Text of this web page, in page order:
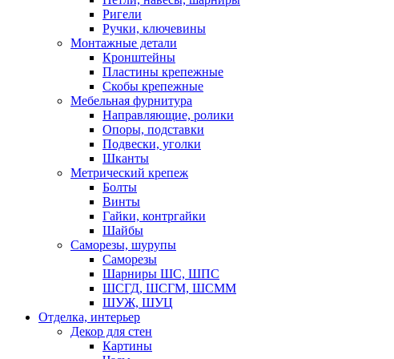
Ригели
Ручки, ключевины
Монтажные детали
Кронштейны
Пластины крепежные
Скобы крепежные
Мебельная фурнитура
Направляющие, ролики
Опоры, подставки
Подвески, уголки
Шканты
Метрический крепеж
Болты
Винты
Гайки, контргайки
Шайбы
Саморезы, шурупы
Саморезы
Шарниры ШС, ШПС
ШСГД, ШСГМ, ШСММ
ШУЖ, ШУЦ
Отделка, интерьер
Декор для стен
Картины